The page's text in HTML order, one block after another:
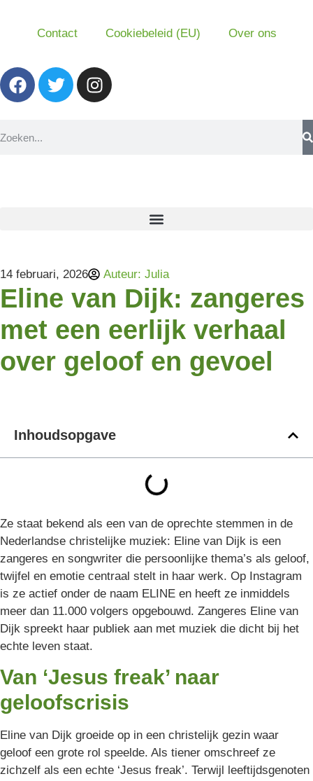
Contact Cookiebeleid (EU) Over ons
14 februari, 2026 Auteur: Julia
Eline van Dijk: zangeres
met een eerlijk verhaal
over geloof en gevoel
Inhoudsopgave
Ze staat bekend als een van de oprechte stemmen in de
Nederlandse christelijke muziek: Eline van Dijk is een
zangeres en songwriter die persoonlijke thema’s als geloof,
twijfel en emotie centraal stelt in haar werk. Op Instagram
is ze actief onder de naam ELINE en heeft ze inmiddels
meer dan 11.000 volgers opgebouwd. Zangeres Eline van
Dijk spreekt haar publiek aan met muziek die dicht bij het
echte leven staat.
Van ‘Jesus freak’ naar
geloofscrisis
Eline van Dijk groeide op in een christelijk gezin waar
geloof een grote rol speelde. Als tiener omschreef ze
zichzelf als een echte ‘Jesus freak’. Terwijl leeftijdsgenoten